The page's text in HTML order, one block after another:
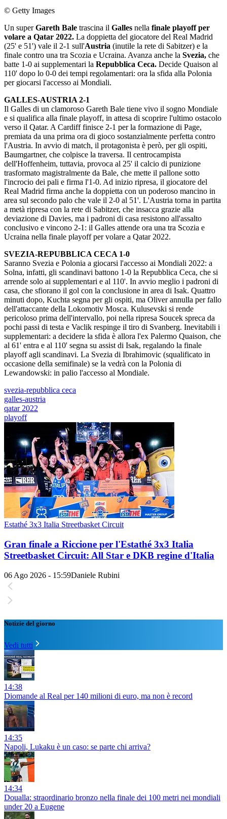
© Getty Images
Un superGareth Bale trascina il Galles nella finale playoff per
volare a Qatar 2022. La doppietta del giocatore del Real Madrid
(25' e 51') vale il 2-1 sull'Austria (inutile la rete di Sabitzer) e la
finale contro una tra Scozia e Ucraina. Avanza anche la Svezia, che
batte 1-0 ai supplementari la Repubblica Ceca. Decide Quaison al
110' dopo lo 0-0 dei tempi regolamentari: ora la sfida alla Polonia
per giocarsi l'accesso ai Mondiali.
GALLES-AUSTRIA 2-1
Il Galles di un clamoroso Gareth Bale tiene vivo il sogno Mondiale
e si qualifica alla finale playoff, in attesa di scoprire l'ultimo ostacolo
verso il Qatar. A Cardiff finisce 2-1 per la formazione di Page,
premiata da una prima ora di gioco sostanzialmente perfetta contro
l'Austria. In avvio di match, il protagonista è però, per gli ospiti,
Baumgartner, che colpisce la traversa. Il centrocampista
dell'Hoffenheim, tuttavia, provoca al 25' il calcio di punizione
trasformato magistralmente da Bale, che mette il pallone sotto
l'incrocio dei pali e firma l'1-0. Ad inizio ripresa, il giocatore del
Real Madrid firma anche la doppietta con un poderoso mancino in
area sul secondo palo che vale il 2-0 al 51'. L'Austria torna in partita
a metà ripresa con la rete di Sabitzer, che insacca grazie alla
deviazione di Davies, ma i padroni di casa resistono all'assalto
conclusivo e vincono 2-1: il Galles attende ora una tra Scozia e
Ucraina nella finale playoff per volare a Qatar 2022.
SVEZIA-REPUBBLICA CECA 1-0
Saranno Svezia e Polonia a giocarsi l'accesso ai Mondiali 2022: a
Solna, infatti, gli scandinavi battono 1-0 la Repubblica Ceca, che si
arrende solo ai supplementari e al 110'. In avvio meglio i padroni di
casa, che sfiorano il gol con la conclusione in area di Isak. Quattro
minuti dopo, Kuchta segna per gli ospiti, ma Oliver annulla per fallo
dell'attaccante della Lokomotiv Mosca. Kulusevski si rende
pericoloso prima dell'intervallo, poi nella ripresa Soucek spreca da
pochi passi di testa e Vaclik respinge il tiro di Svanberg. Inevitabili i
supplementari: a decidere la sfida è allora l'ex Palermo Quaison, che
al 61' entra e al 110' segna su assist di Isak, regalando la finale
playoff agli scandinavi. La Svezia di Ibrahimovic (squalificato in
occasione della semifinale) se la vedrà con la Polonia di
Lewandowski: in palio l'accesso al Mondiale.
svezia-repubblica ceca
galles-austria
qatar 2022
playoff
Estathé 3x3 Italia Streetbasket Circuit
Gran finale a Riccione per l'Estathé 3x3 Italia
Streetbasket Circuit: All Star e DKB regine d'Italia
06 Ago 2026 - 15:59Daniele Rubini
Notizie del giorno
Vedi tutti
14:38
Diomande al Real per 140 milioni di euro, ma non è record
14:35
Napoli, Lukaku è un caso: se parte chi arriva?
14:34
Doualla: straordinario bronzo nella finale dei 100 metri nei mondiali
under 20 a Eugene